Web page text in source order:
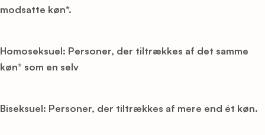
modsatte køn*.
Homoseksuel: Personer, der tiltrækkes af det samme
køn* som en selv
Biseksuel: Personer, der tiltrækkes af mere end ét køn.